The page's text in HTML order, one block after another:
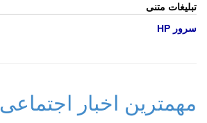
تبلیغات متنی
سرور HP
مهمترین اخبار اجتماعی